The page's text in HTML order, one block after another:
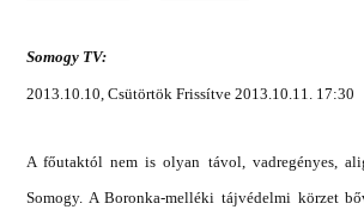
Somogy TV:
2013.10.10, Csütörtök Frissítve 2013.10.11. 17:30
A főutaktól nem is olyan távol, vadregényes,
Somogy. A Boronka-melléki tájvédelmi körzet